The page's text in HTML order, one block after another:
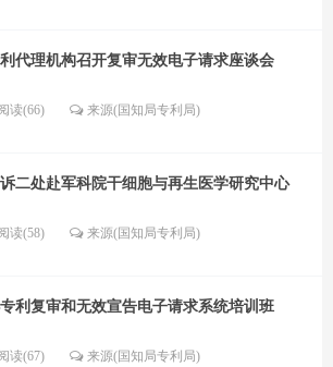
代理机构召开复审无效电子请求座谈会
读(66) 来源(国知局专利局)
二处赴军科院干细胞与再生医学研究中心
读(58) 来源(国知局专利局)
利复审和无效宣告电子请求系统培训班
读(67) 来源(国知局专利局)